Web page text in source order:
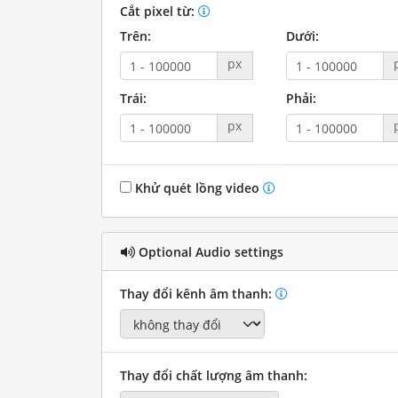
Cắt pixel từ:
Trên:
px
Dưới:
Trái:
px
Phải:
Khử quét lồng video
Optional Audio settings
Thay đổi kênh âm thanh:
Thay đổi chất lượng âm thanh: